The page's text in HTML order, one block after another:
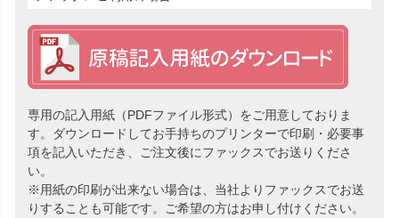
専用の記入用紙（PDFファイル形式）をご用意しておりま
す。ダウンロードしてお手持ちのプリンターで印刷・必要事
項を記入いただき、ご注文後にファックスでお送りくださ
い。
※用紙の印刷が出来ない場合は、当社よりファックスでお送
りすることも可能です。ご希望の方はお申し付けください。